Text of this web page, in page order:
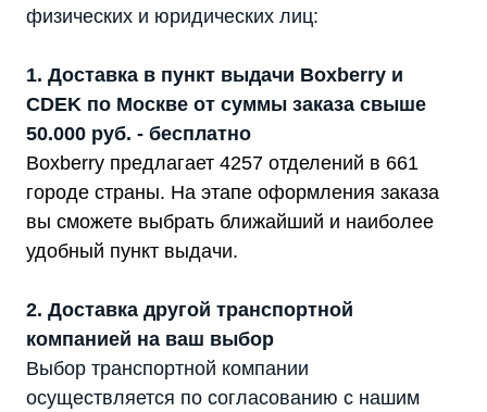
физических и юридических лиц:
1. Доставка в пункт выдачи Boxberry и
CDEK по Москве от суммы заказа свыше
50.000 руб. - бесплатно
Boxberry предлагает 4257 отделений в 661
городе страны. На этапе оформления заказа
вы сможете выбрать ближайший и наиболее
удобный пункт выдачи.
2. Доставка другой транспортной
компанией на ваш выбор
Выбор транспортной компании
осуществляется по согласованию с нашим